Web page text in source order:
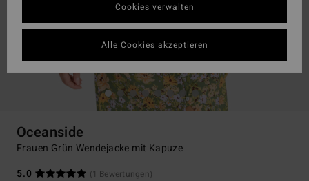
Oceanside
Frauen Grün Wendejacke mit Kapuze
5.0
(1 Bewertungen)
Cookies verwalten
Alle Cookies akzeptieren